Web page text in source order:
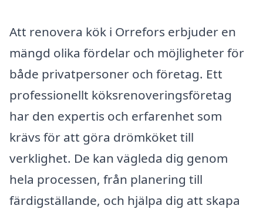
Att renovera kök i Orrefors erbjuder en
mängd olika fördelar och möjligheter för
både privatpersoner och företag. Ett
professionellt köksrenoveringsföretag
har den expertis och erfarenhet som
krävs för att göra drömköket till
verklighet. De kan vägleda dig genom
hela processen, från planering till
färdigställande, och hjälpa dig att skapa